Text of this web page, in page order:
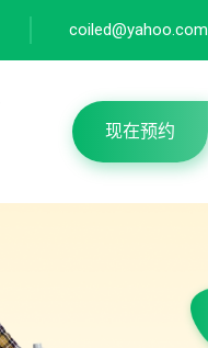
coiled@yahoo.com
现在预约